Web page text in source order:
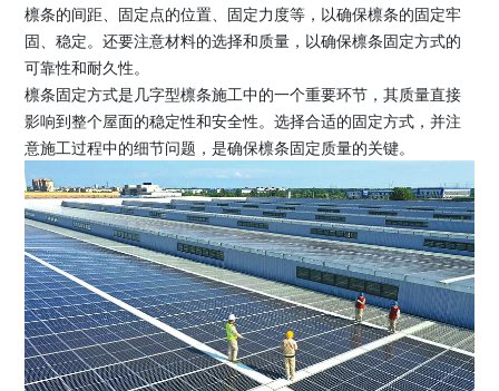
檩条的间距、固定点的位置、固定力度等，以确保檩条的固定牢
固、稳定。还要注意材料的选择和质量，以确保檩条固定方式的
可靠性和耐久性。
檩条固定方式是几字型檩条施工中的一个重要环节，其质量直接
影响到整个屋面的稳定性和安全性。选择合适的固定方式，并注
意施工过程中的细节问题，是确保檩条固定质量的关键。